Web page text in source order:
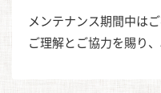
メンテナンス期間中は
ご理解とご協力を賜り